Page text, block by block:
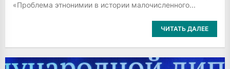
«Проблема этнонимии в истории малочисленного...
ЧИТАТЬ ДАЛЕЕ